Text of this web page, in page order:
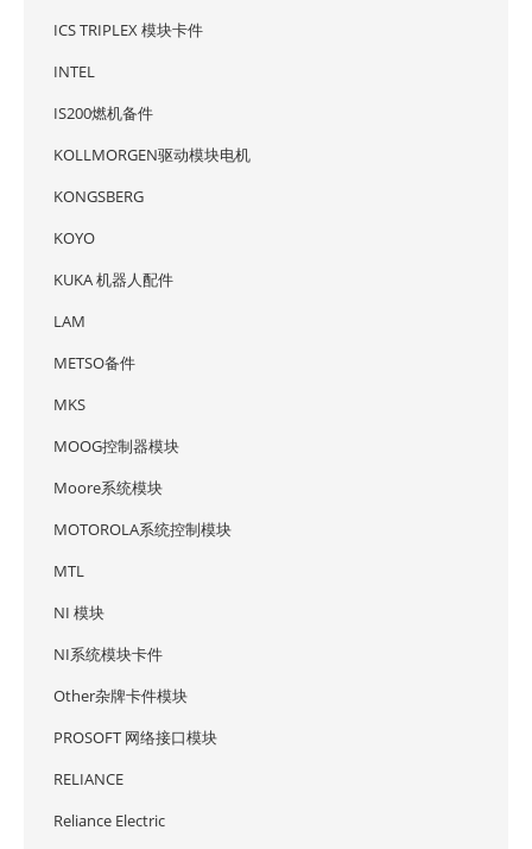
ICS TRIPLEX 模块卡件
INTEL
IS200燃机备件
KOLLMORGEN驱动模块电机
KONGSBERG
KOYO
KUKA 机器人配件
LAM
METSO备件
MKS
MOOG控制器模块
Moore系统模块
MOTOROLA系统控制模块
MTL
NI 模块
NI系统模块卡件
Other杂牌卡件模块
PROSOFT 网络接口模块
RELIANCE
Reliance Electric